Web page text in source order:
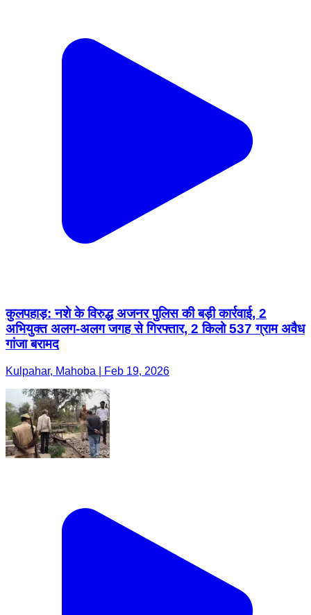
कुलपहाड़: नशे के विरुद्ध अजनर पुलिस की बड़ी कार्रवाई, 2
अभियुक्त अलग-अलग जगह से गिरफ्तार, 2 किलो 537 ग्राम अवैध
गांजा बरामद
Kulpahar, Mahoba | Feb 19, 2026